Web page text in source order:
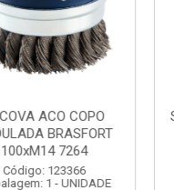
MARTELO UNHA POLIDO
BRASFORT 27mm8207
Código: 222070
Embalagem: 1 - UNIDADE